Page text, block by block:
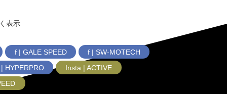
表示
f | GALE SPEED
f | SW-MOTECH
HYPERPRO
Insta | ACTIVE